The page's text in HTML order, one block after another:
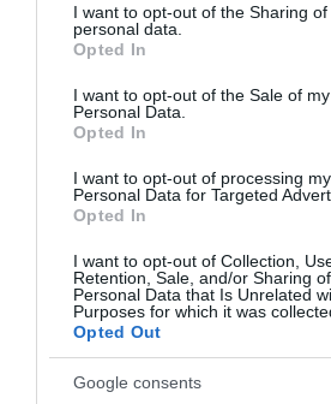
not limited to your visit or usage
grant or deny consent to Google and
use your data for below specified
consent section.
I want to opt-out of the Sharing of
personal data.
Opted In
I want to opt-out of the Sale of my
Personal Data.
Opted In
I want to opt-out of processing my
Personal Data for Targeted
Opted In
I want to opt-out of Collection,
Retention, Sale, and/or Sharing
Personal Data that Is Unrelated
Purposes for which it was
Opted Out
Google consents
μίσχοι και οι φλέβες
σκόνη. Μόνο μισό κουταλάκι
φλιτζάνι matcha.
γάλα (σε αντίθεση με το
από ένα φακελάκι τσαγιού),
πιο ισχυρή από τα